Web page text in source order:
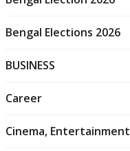
Bengal Elections 2026
BUSINESS
Career
Cinema, Entertainment